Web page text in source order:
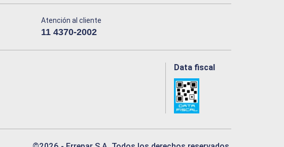
Atención al cliente
11 4370-2002
Data fiscal